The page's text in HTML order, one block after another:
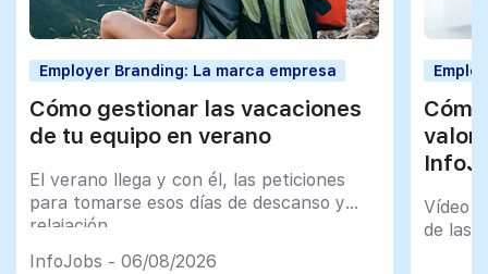
Employer Branding: La marca empresa
Cómo gestionar las vacaciones
de tu equipo en verano
El verano llega y con él, las peticiones
para tomarse esos días de descanso y
relajación
InfoJobs - 06/08/2026
Vídeo
de las